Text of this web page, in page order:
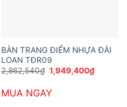
BÀN TRANG ĐIỂM NHỰA ĐÀI
LOAN TĐR09
2,862,540₫ Giá
gốc
2,862,540₫.
1,949,400₫Giá
hiện
MUA NGAY